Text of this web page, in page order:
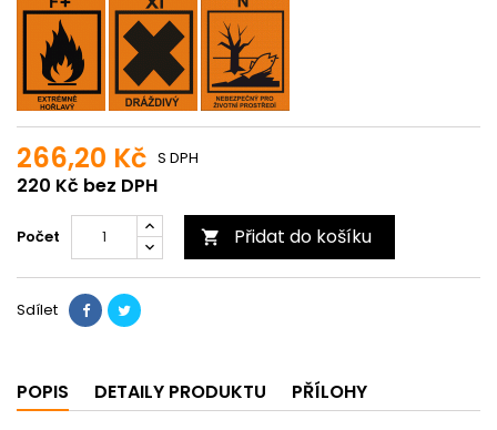
266,20 Kč
220 Kč bez DPH
S DPH
Počet  Přidat do košíku
Sdílet
POPIS DETAILY PRODUKTU PŘÍLOHY